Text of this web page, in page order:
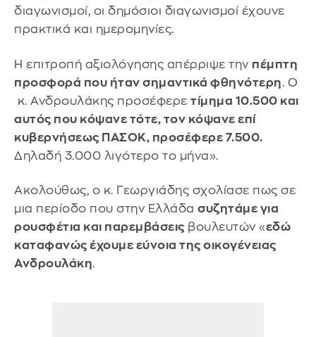
διαγωνισμοί, οι δημόσιοι διαγωνισμοί έχουνε
πρακτικά και ημερομηνίες.
Η επιτροπή αξιολόγησης απέρριψε την πέμπτη
προσφορά που ήταν σημαντικά φθηνότερη. Ο
κ. Ανδρουλάκης προσέφερε τίμημα 10.500 και
αυτός που κόψανε τότε, τον κόψανε επί
κυβερνήσεως ΠΑΣΟΚ, προσέφερε 7.500.
Δηλαδή 3.000 λιγότερο το μήνα».
Ακολούθως, ο κ. Γεωργιάδης σχολίασε πως σε
μια περίοδο που στην Ελλάδα συζητάμε για
ρουσφέτια και παρεμβάσεις βουλευτών «εδώ
καταφανώς έχουμε εύνοια της οικογένειας
Ανδρουλάκη.